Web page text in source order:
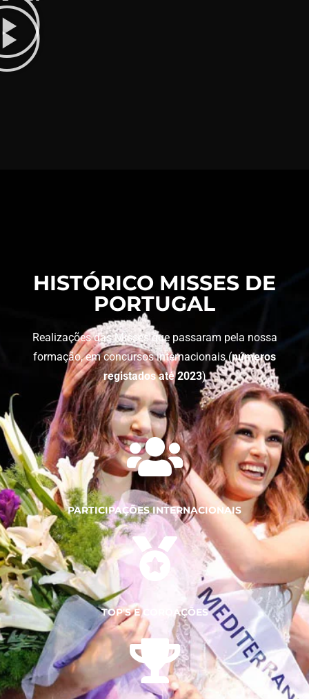
HISTÓRICO MISSES DE
PORTUGAL
Realizações das Misses que passaram pela nossa
formação, em concursos internacionais (números
registados até 2023)
PARTICIPAÇÕES INTERNACIONAIS
TOP'S E COROAÇÕES